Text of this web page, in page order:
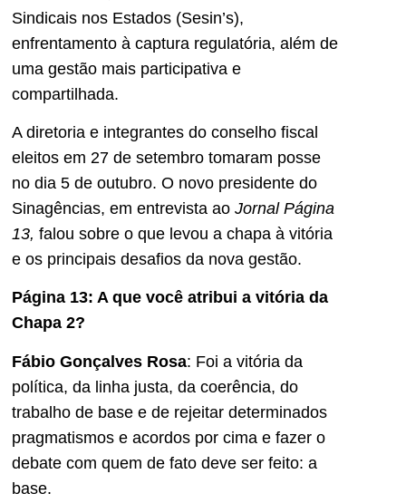
Sindicais nos Estados (Sesin’s),
enfrentamento à captura regulatória, além de
uma gestão mais participativa e
compartilhada.
A diretoria e integrantes do conselho fiscal
eleitos em 27 de setembro tomaram posse
no dia 5 de outubro. O novo presidente do
Sinagências, em entrevista ao Jornal Página
13, falou sobre o que levou a chapa à vitória
e os principais desafios da nova gestão.
Página 13: A que você atribui a vitória da
Chapa 2?
Fábio Gonçalves Rosa: Foi a vitória da
política, da linha justa, da coerência, do
trabalho de base e de rejeitar determinados
pragmatismos e acordos por cima e fazer o
debate com quem de fato deve ser feito: a
base.